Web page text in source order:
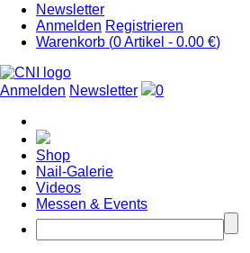
Newsletter
Anmelden Registrieren
Warenkorb (0Artikel - 0.00 €)
Anmelden Newsletter 0
Shop
Nail-Galerie
Videos
Messen & Events